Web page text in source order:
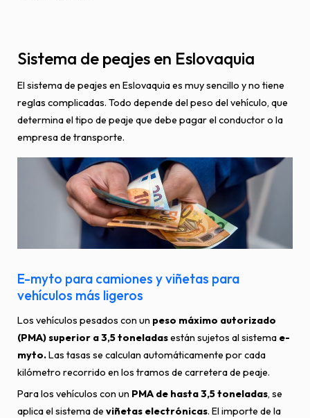
Sistema de peajes en Eslovaquia
El sistema de peajes en Eslovaquia es muy sencillo y no tiene
reglas complicadas. Todo depende del peso del vehículo, que
determina el tipo de peaje que debe pagar el conductor o la
empresa de transporte.
E-myto para camiones y viñetas para
vehículos más ligeros
Los vehículos pesados con un peso máximo autorizado
(PMA) superior a 3,5 toneladasestán sujetos al sistema e-
myto.Las tasas se calculan automáticamente por cada
kilómetro recorrido en los tramos de carretera de peaje.
Para los vehículos con un PMA de hasta 3,5 toneladas, se
aplica el sistema de viñetas electrónicas. El importe de la